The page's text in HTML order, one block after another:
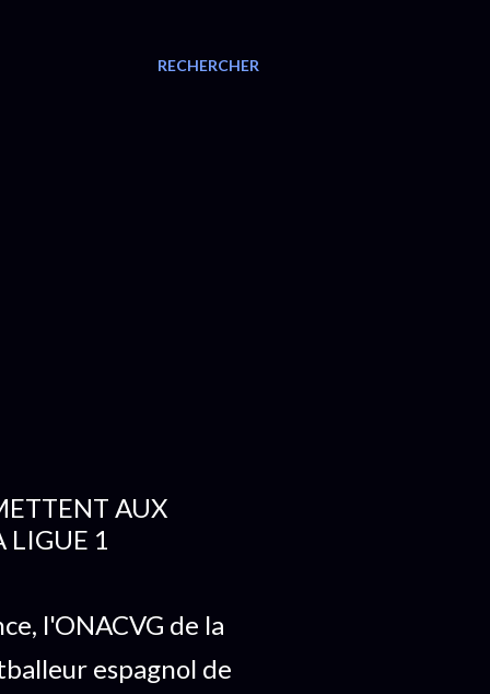
RECHERCHER
AUX
LIGUE 1
l'ONACVG de la
espagnol de